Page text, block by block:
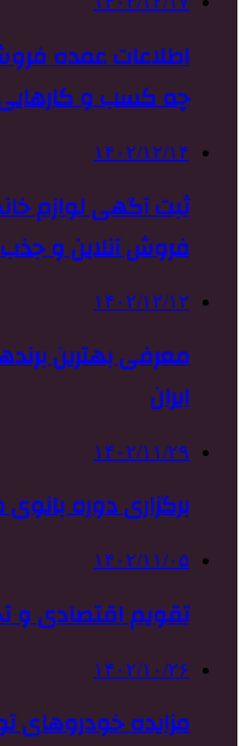
اطلاعات عمده
چه کسب و
۱۴۰۲/۱۲/۱۴
ثبت آگهی لوازم
فروش آنلاین و جذب
۱۴۰۲/۱۲/۱۲
معرفی بهترین
ایران
۱۴۰۲/۱۱/۲۹
برگزاری دوره
۱۴۰۲/۱۱/۰۵
تقویم اقتصادی و
۱۴۰۲/۱۰/۲۶
مزایده خودروهای